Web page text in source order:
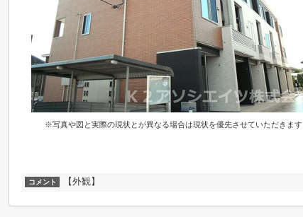
※写真や図と実際の現状とが異なる場合は現状を優先させていただきます
コメント 【外観】